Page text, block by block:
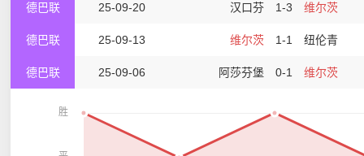
德巴联 25-09-20 汉口芬 1-3 维尔茨
德巴联 25-09-13 维尔茨 1-1 纽伦青
德巴联 25-09-06 阿莎芬堡 0-1 维尔茨
胜